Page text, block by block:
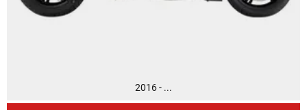
2016 - ...